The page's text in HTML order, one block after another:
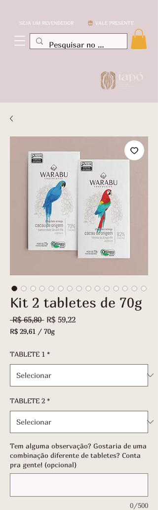
VALE PRESENTE
SEJA UM REVENDEDOR
Kit 2 tabletes de 70g
R$ 65,80 Preço
normal
R$ 59,22Preço
R$ 29,61 / 70g
por
70
TABLETE 1 *
TABLETE 2 *
Tem alguma observação? Gostaria de uma
combinação diferente de tabletes? Conta
pra gente! (opcional)
0/500